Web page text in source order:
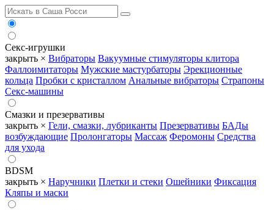
Секс-игрушки
закрыть × Вибраторы Вакуумные стимуляторы клитора
Фаллоимитаторы Мужские мастурбаторы Эрекционные
кольца Пробки с кристаллом Анальные вибраторы Страпоны
Секс-машины
Смазки и презервативы
закрыть × Гели, смазки, лубриканты Презервативы БАДы
возбуждающие Пролонгаторы Массаж Феромоны Средства
для ухода
BDSM
закрыть × Наручники Плетки и стеки Ошейники Фиксация
Кляпы и маски